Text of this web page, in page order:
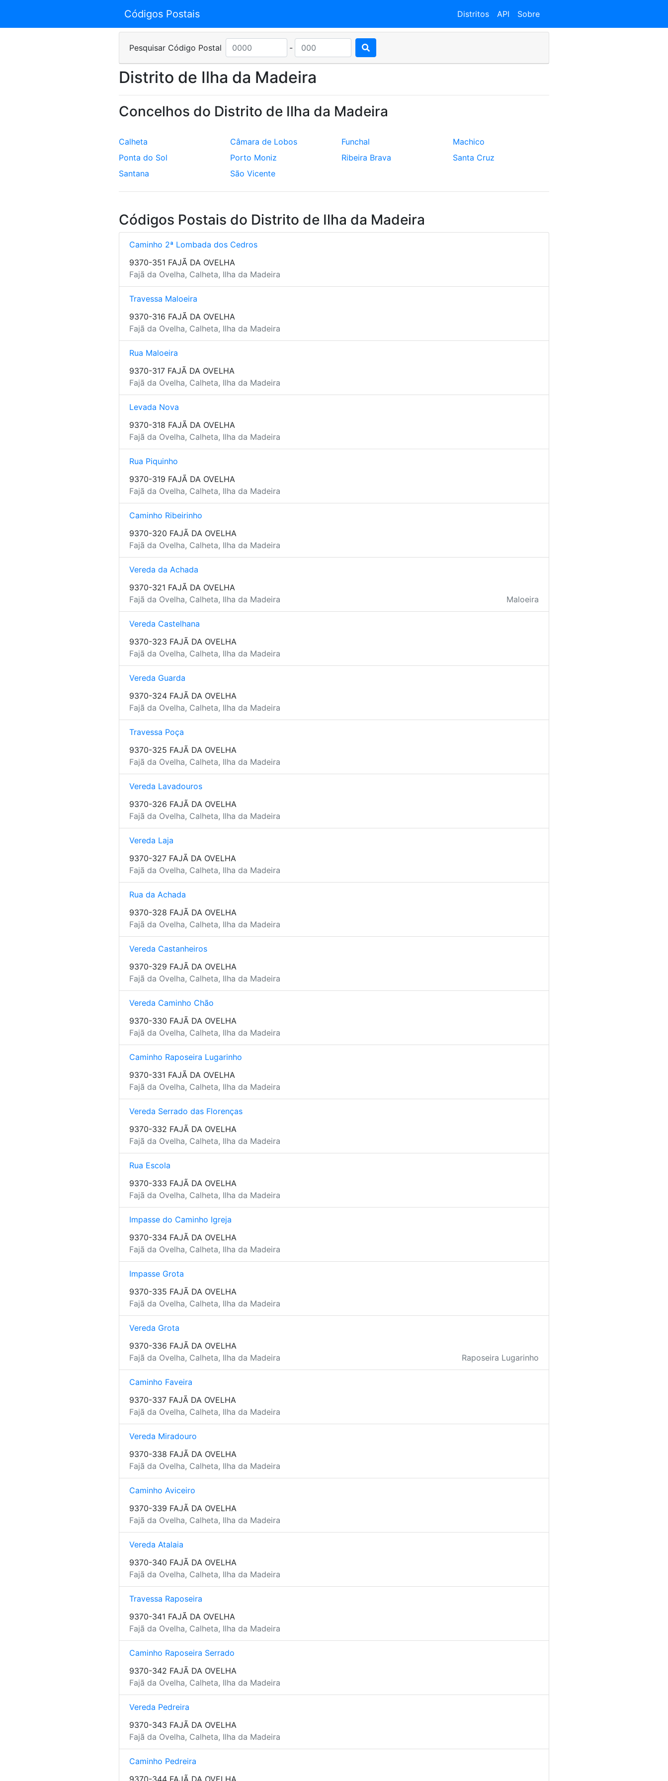
Códigos Postais Distritos API Sobre
Pesquisar Código Postal -
Distrito de Ilha da Madeira
Concelhos do Distrito de Ilha da Madeira
Calheta Câmara de Lobos Funchal
Machico
Ponta do Sol
Porto Moniz Ribeira Brava
Santa Cruz
Santana
São Vicente
Códigos Postais do Distrito de Ilha da Madeira
Caminho 2ª Lombada dos Cedros
9370-351 FAJÃ DA OVELHA
Fajã da Ovelha, Calheta, Ilha da Madeira
Travessa Maloeira
9370-316 FAJÃ DA OVELHA
Fajã da Ovelha, Calheta, Ilha da Madeira
Rua Maloeira
9370-317 FAJÃ DA OVELHA
Fajã da Ovelha, Calheta, Ilha da Madeira
Levada Nova
9370-318 FAJÃ DA OVELHA
Fajã da Ovelha, Calheta, Ilha da Madeira
Rua Piquinho
9370-319 FAJÃ DA OVELHA
Fajã da Ovelha, Calheta, Ilha da Madeira
Caminho Ribeirinho
9370-320 FAJÃ DA OVELHA
Fajã da Ovelha, Calheta, Ilha da Madeira
Vereda da Achada
9370-321 FAJÃ DA OVELHA
Fajã da Ovelha, Calheta, Ilha da Madeira
Maloeira
Vereda Castelhana
9370-323 FAJÃ DA OVELHA
Fajã da Ovelha, Calheta, Ilha da Madeira
Vereda Guarda
9370-324 FAJÃ DA OVELHA
Fajã da Ovelha, Calheta, Ilha da Madeira
Travessa Poça
9370-325 FAJÃ DA OVELHA
Fajã da Ovelha, Calheta, Ilha da Madeira
Vereda Lavadouros
9370-326 FAJÃ DA OVELHA
Fajã da Ovelha, Calheta, Ilha da Madeira
Vereda Laja
9370-327 FAJÃ DA OVELHA
Fajã da Ovelha, Calheta, Ilha da Madeira
Rua da Achada
9370-328 FAJÃ DA OVELHA
Fajã da Ovelha, Calheta, Ilha da Madeira
Vereda Castanheiros
9370-329 FAJÃ DA OVELHA
Fajã da Ovelha, Calheta, Ilha da Madeira
Vereda Caminho Chão
9370-330 FAJÃ DA OVELHA
Fajã da Ovelha, Calheta, Ilha da Madeira
Caminho Raposeira Lugarinho
9370-331 FAJÃ DA OVELHA
Fajã da Ovelha, Calheta, Ilha da Madeira
Vereda Serrado das Florenças
9370-332 FAJÃ DA OVELHA
Fajã da Ovelha, Calheta, Ilha da Madeira
Rua Escola
9370-333 FAJÃ DA OVELHA
Fajã da Ovelha, Calheta, Ilha da Madeira
Impasse do Caminho Igreja
9370-334 FAJÃ DA OVELHA
Fajã da Ovelha, Calheta, Ilha da Madeira
Impasse Grota
9370-335 FAJÃ DA OVELHA
Fajã da Ovelha, Calheta, Ilha da Madeira
Vereda Grota
9370-336 FAJÃ DA OVELHA
Fajã da Ovelha, Calheta, Ilha da Madeira
Raposeira Lugarinho
Caminho Faveira
9370-337 FAJÃ DA OVELHA
Fajã da Ovelha, Calheta, Ilha da Madeira
Vereda Miradouro
9370-338 FAJÃ DA OVELHA
Fajã da Ovelha, Calheta, Ilha da Madeira
Caminho Aviceiro
9370-339 FAJÃ DA OVELHA
Fajã da Ovelha, Calheta, Ilha da Madeira
Vereda Atalaia
9370-340 FAJÃ DA OVELHA
Fajã da Ovelha, Calheta, Ilha da Madeira
Travessa Raposeira
9370-341 FAJÃ DA OVELHA
Fajã da Ovelha, Calheta, Ilha da Madeira
Caminho Raposeira Serrado
9370-342 FAJÃ DA OVELHA
Fajã da Ovelha, Calheta, Ilha da Madeira
Vereda Pedreira
9370-343 FAJÃ DA OVELHA
Fajã da Ovelha, Calheta, Ilha da Madeira
Caminho Pedreira
9370-344 FAJÃ DA OVELHA